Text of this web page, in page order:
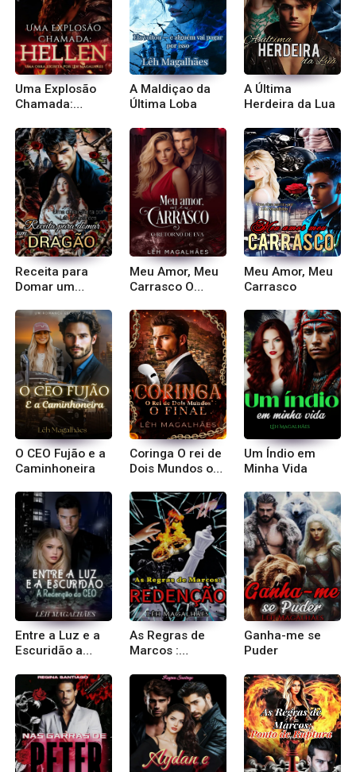
Uma Explosão
Chamada:
A Maldiçao da
Última Loba
A Última
Herdeira da Lua
Receita para
Domar um
Meu Amor, Meu
Carrasco O
Meu Amor, Meu
Carrasco
O CEO Fujão e a
Caminhoneira
Coringa O rei de
Dois Mundos o
Um Índio em
Minha Vida
Entre a Luz e a
Escuridão a
CEO
As Regras de
Marcos :
Ganha-me se
Puder